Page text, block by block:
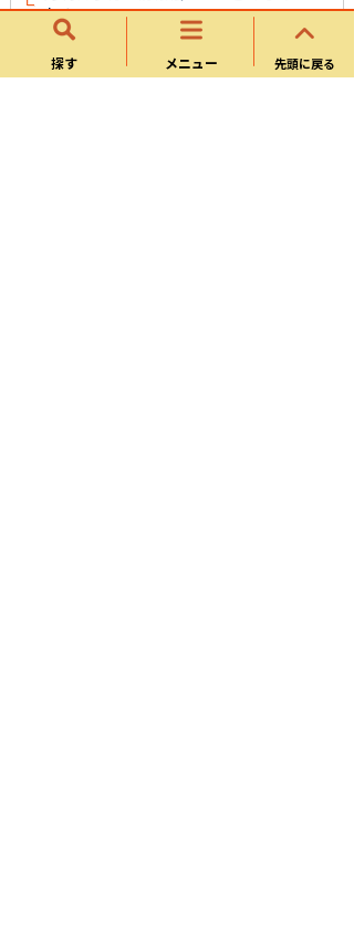
探す メニュー 先頭に戻る
れ！」
かにっ子ナビ